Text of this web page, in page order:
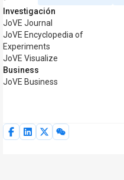
Investigación
JoVE Journal
JoVE Encyclopedia of
Experiments
JoVE Visualize
Business
JoVE Business